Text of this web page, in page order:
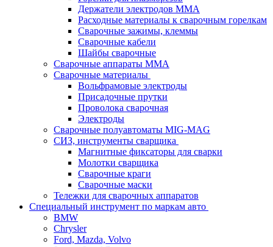
Держатели электродов ММА
Расходные материалы к сварочным горелкам
Сварочные зажимы, клеммы
Сварочные кабели
Шайбы сварочные
Сварочные аппараты MMA
Сварочные материалы
Вольфрамовые электроды
Присадочные прутки
Проволока сварочная
Электроды
Сварочные полуавтоматы MIG-MAG
СИЗ, инструменты сварщика
Магнитные фиксаторы для сварки
Молотки сварщика
Сварочные краги
Сварочные маски
Тележки для сварочных аппаратов
Специальный инструмент по маркам авто
BMW
Chrysler
Ford, Mazda, Volvo